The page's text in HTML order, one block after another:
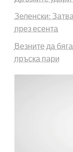
Зеленски:
през есента
Везните да
пръска пари